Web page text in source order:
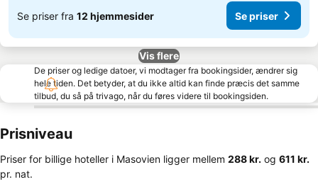
Se priser fra 12 hjemmesider Se priser
Vis flere
De priser og ledige datoer, vi modtager fra bookingsider, ændrer sig
hele tiden. Det betyder, at du ikke altid kan finde præcis det samme
tilbud, du så på trivago, når du føres videre til bookingsiden.
Prisniveau
Priser for billige hoteller i Masovien ligger mellem ‎288 kr. og ‎611 kr.
pr. nat.